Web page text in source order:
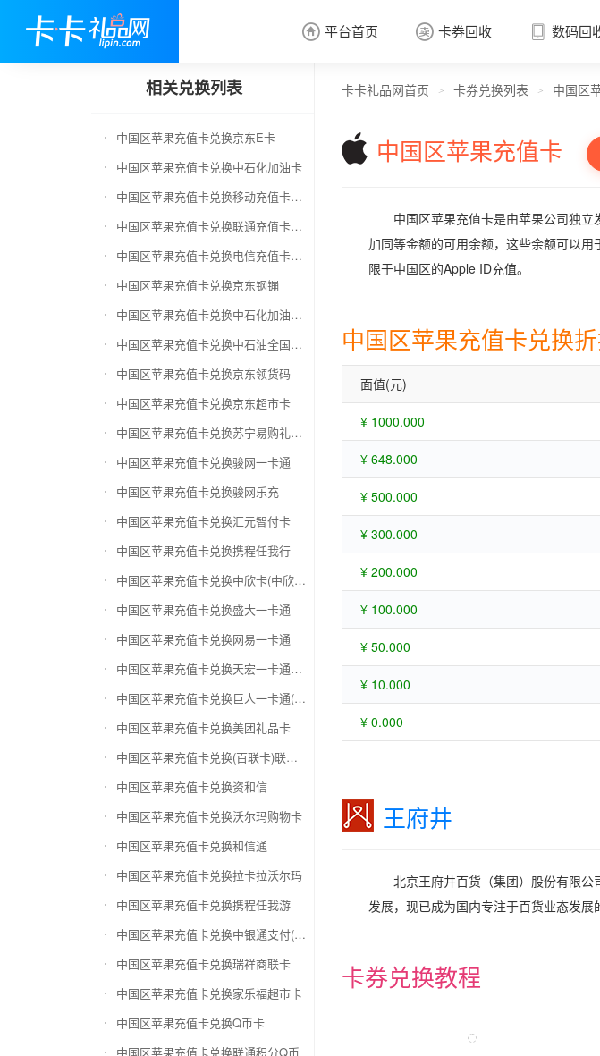
 平台首页  卡券回收
 卡券回收
 数码回
相关兑换列表
中国区苹果充值卡兑换京东E卡
中国区苹果充值卡兑换中石化加油卡
中国区苹果充值卡兑换移动充值卡（面值千万别选错）
中国区苹果充值卡兑换联通充值卡（面值千万别选错）
中国区苹果充值卡兑换电信充值卡（面值千万别选错）
中国区苹果充值卡兑换京东钢镚
中国区苹果充值卡兑换中石化加油卡无卡号（面值千万别选错）
中国区苹果充值卡兑换中石油全国充值卡
中国区苹果充值卡兑换京东领货码
中国区苹果充值卡兑换京东超市卡
中国区苹果充值卡兑换苏宁易购礼品卡
中国区苹果充值卡兑换骏网一卡通
中国区苹果充值卡兑换骏网乐充
中国区苹果充值卡兑换汇元智付卡
中国区苹果充值卡兑换携程任我行
中国区苹果充值卡兑换中欣卡(中欣通卡)
中国区苹果充值卡兑换盛大一卡通
中国区苹果充值卡兑换网易一卡通
中国区苹果充值卡兑换天宏一卡通（易冲天宏卡）
中国区苹果充值卡兑换巨人一卡通(征途卡)
中国区苹果充值卡兑换美团礼品卡
中国区苹果充值卡兑换(百联卡)联华ok卡
中国区苹果充值卡兑换资和信
中国区苹果充值卡兑换沃尔玛购物卡
中国区苹果充值卡兑换和信通
中国区苹果充值卡兑换拉卡拉沃尔玛
中国区苹果充值卡兑换携程任我游
中国区苹果充值卡兑换中银通支付(银联购物卡)
中国区苹果充值卡兑换瑞祥商联卡
中国区苹果充值卡兑换家乐福超市卡
中国区苹果充值卡兑换Q币卡
中国区苹果充值卡兑换联通积分Q币
卡卡礼品网首页 > 卡券兑换列表 > 中国区
中国区苹果充值卡
中国区苹果充值卡是由苹果公司独
加同等金额的可用余额，这些余额可以
限于中国区的Apple ID充值。
中国区苹果充值卡兑换
面值(元)
¥ 1000.000
¥ 648.000
¥ 500.000
¥ 300.000
¥ 200.000
¥ 100.000
¥ 50.000
¥ 10.000
¥ 0.000
王府井
北京王府井百货（集团）股份有限
发展，现已成为国内专注于百货业态发展
卡券兑换教程